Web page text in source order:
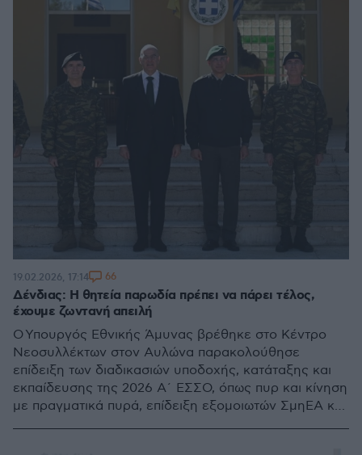
Δένδιας: Η θητεία παρωδία πρέπει να πάρει τέλος,
έχουμε ζωντανή απειλή
O Υπουργός Εθνικής Άμυνας βρέθηκε στο Κέντρο
Νεοσυλλέκτων στον Αυλώνα παρακολούθησε
επίδειξη των διαδικασιών υποδοχής, κατάταξης και
εκπαίδευσης της 2026 Α΄ ΕΣΣΟ, όπως πυρ και κίνηση
με πραγματικά πυρά, επίδειξη εξομοιωτών ΣμηΕΑ και
19.02.2026, 17:14 66